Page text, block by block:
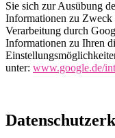
Sie sich zur Ausübung
Informationen zu Zweck
Verarbeitung durch
Informationen zu Ihren
unter: www.google.de/